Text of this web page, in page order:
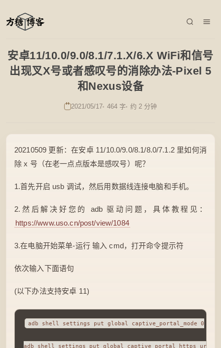
安卓11/10.0/9.0/8.1/7.1.X/6.X WiFi和信号
出现叉X号或者感叹号的消除办法-Pixel 5
和Nexus设备
2021/05/17 464 字 约 2 分钟
20210509 更新：在安卓 11/10.0/9.0/8.1/8.0/7.1.2 里如何消
除 x 号（在老一点点版本是感叹号）呢？
1.首先开启 usb 调试，然后用数据线连接电脑和手机。
2.然后解决好您的 adb 驱动问题，具体教程见：
https://www.uso.cn/post/view/1084
3.在电脑开始菜单-运行 输入 cmd，打开命令提示符
依次输入下面语句
(以下办法支持安卓 11)
adb shell settings put global captive_portal_mode 0